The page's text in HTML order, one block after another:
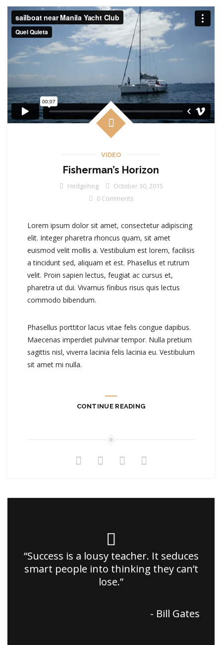
VIDEO
Fisherman’s Horizon
Hedgehog
October 30, 2015
0 Comments
Lorem ipsum dolor sit amet, consectetur adipiscing
elit. Integer pharetra rhoncus quam, sit amet
euismod velit mollis a. Vestibulum est lorem, facilisis
a tincidunt sed, aliquam et est. Phasellus et rutrum
velit. Proin sapien lectus, feugiat ac cursus et,
pharetra ut dui. Vivamus finibus risus quis lectus
commodo bibendum.
Phasellus porttitor lacus vitae felis congue dapibus.
Maecenas imperdiet pulvinar tempor. Nulla pretium
sagittis nisl, viverra lacinia felis lacinia eu. Vestibulum
sit amet mi nulla.
CONTINUE READING
“Success is a lousy teacher. It seduces
smart people into thinking they can’t
lose.”
- Bill Gates